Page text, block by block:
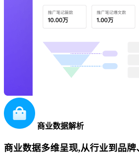
商业数据解析
商业数据多维呈现,从行业到品